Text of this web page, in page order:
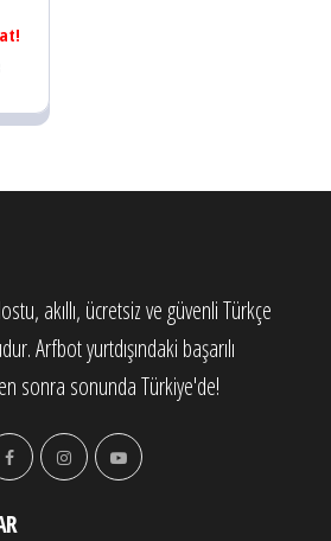
akıllı, ücretsiz ve güvenli Türkçe
Arfbot yurtdışındaki başarılı
sonra sonunda Türkiye'de!